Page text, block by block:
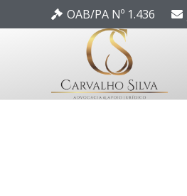
OAB/PA Nº 1.436